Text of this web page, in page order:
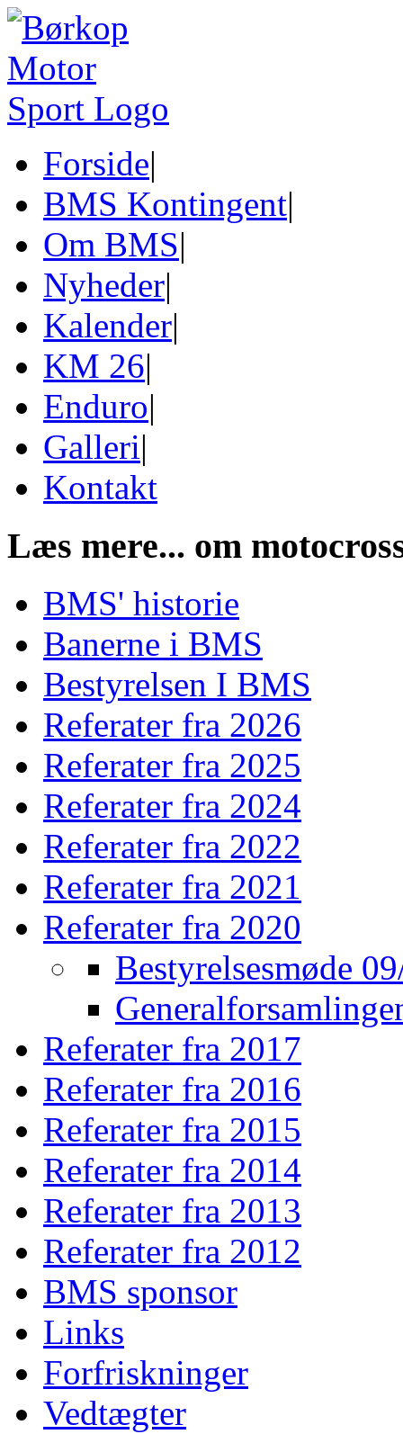
Forside|
BMS Kontingent|
Om BMS|
Nyheder|
Kalender|
KM 26|
Enduro|
Galleri|
Kontakt
Læs mere... om
BMS' historie
Banerne i BMS
Bestyrelsen I BMS
Referater fra 2026
Referater fra 2025
Referater fra 2024
Referater fra 2022
Referater fra 2021
Referater fra 2020
Bestyrelsesmøde
Referater fra 2017
Referater fra 2016
Referater fra 2015
Referater fra 2014
Referater fra 2013
Referater fra 2012
BMS sponsor
Links
Forfriskninger
Vedtægter